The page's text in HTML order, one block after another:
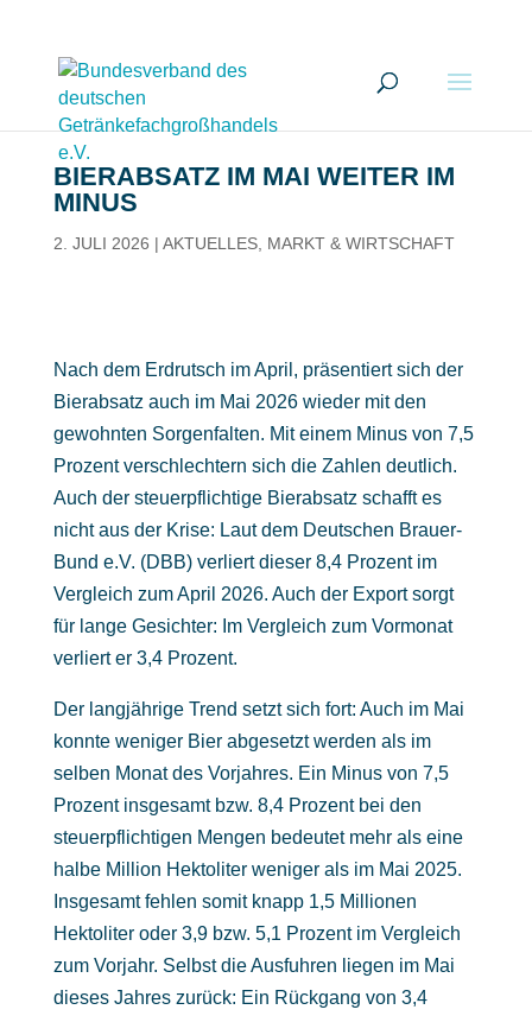
BIERABSATZ IM MAI WEITER IM
MINUS
2. JULI 2026 | AKTUELLES, MARKT & WIRTSCHAFT
Nach dem Erdrutsch im April, präsentiert sich der
Bierabsatz auch im Mai 2026 wieder mit den
gewohnten Sorgenfalten. Mit einem Minus von 7,5
Prozent verschlechtern sich die Zahlen deutlich.
Auch der steuerpflichtige Bierabsatz schafft es
nicht aus der Krise: Laut dem Deutschen Brauer-
Bund e.V. (DBB) verliert dieser 8,4 Prozent im
Vergleich zum April 2026. Auch der Export sorgt
für lange Gesichter: Im Vergleich zum Vormonat
verliert er 3,4 Prozent.
Der langjährige Trend setzt sich fort: Auch im Mai
konnte weniger Bier abgesetzt werden als im
selben Monat des Vorjahres. Ein Minus von 7,5
Prozent insgesamt bzw. 8,4 Prozent bei den
steuerpflichtigen Mengen bedeutet mehr als eine
halbe Million Hektoliter weniger als im Mai 2025.
Insgesamt fehlen somit knapp 1,5 Millionen
Hektoliter oder 3,9 bzw. 5,1 Prozent im Vergleich
zum Vorjahr. Selbst die Ausfuhren liegen im Mai
dieses Jahres zurück: Ein Rückgang von 3,4